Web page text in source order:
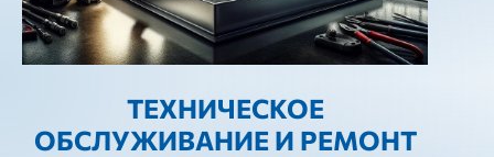
ТЕХНИЧЕСКОЕ
ОБСЛУЖИВАНИЕ И РЕМОНТ